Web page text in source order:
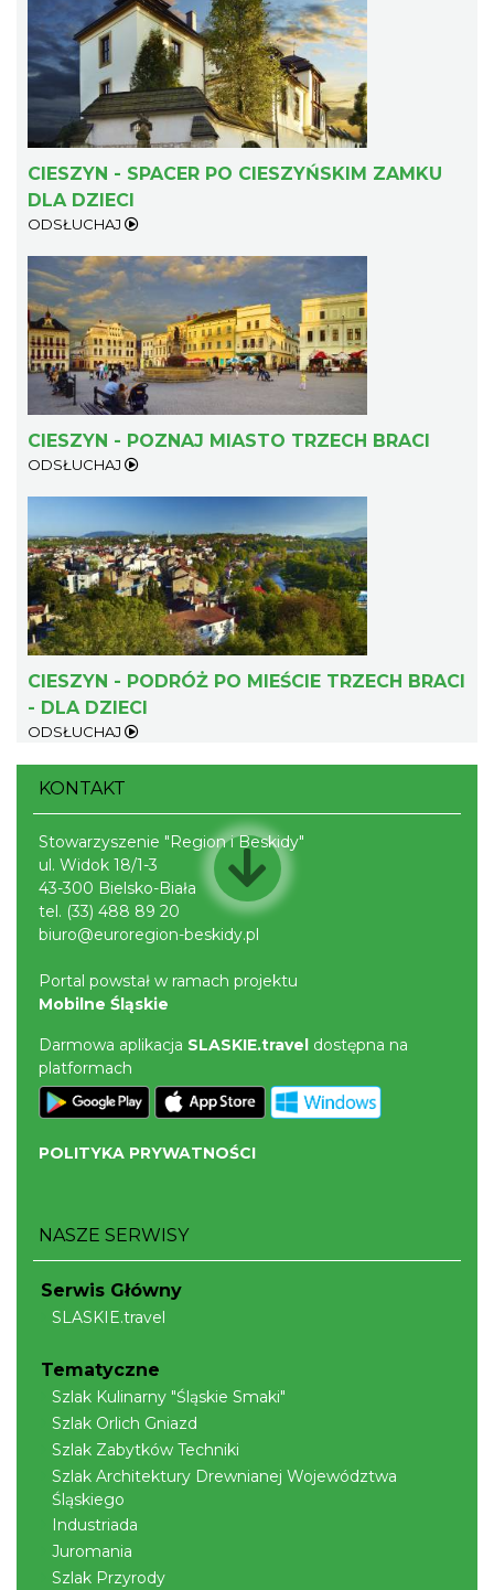
0.43 km
Cieszyn
Cieszyn
0.43 km
Cieszyn
0.43 km
Cieszyn
0.43 km
0.43 km
Cieszyn
0.43 km
CIESZYN - SPACER PO CIESZYŃSKIM ZAMKU
DLA DZIECI
ODSŁUCHAJ
CIESZYN - POZNAJ MIASTO TRZECH BRACI
ODSŁUCHAJ
CIESZYN - PODRÓŻ PO MIEŚCIE TRZECH BRACI
- DLA DZIECI
ODSŁUCHAJ
KONTAKT
Stowarzyszenie "Region i Beskidy"
ul. Widok 18/1-3
43-300 Bielsko-Biała
tel. (33) 488 89 20
biuro@euroregion-beskidy.pl
Portal powstał w ramach projektu
Mobilne Śląskie
Darmowa aplikacja SLASKIE.travel dostępna na
platformach
POLITYKA PRYWATNOŚCI
NASZE SERWISY
Serwis Główny
SLASKIE.travel
Tematyczne
Szlak Kulinarny "Śląskie Smaki"
Szlak Orlich Gniazd
Szlak Zabytków Techniki
Szlak Architektury Drewnianej Województwa
Śląskiego
Industriada
Juromania
Szlak Przyrody